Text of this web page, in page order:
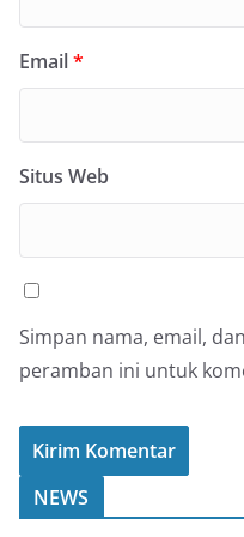
Email*
Situs Web
Simpan nama, email,
peramban ini untuk
NEWS